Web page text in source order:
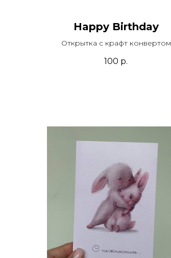
Happy Birthday
Открытка с крафт конвертом
100 р.